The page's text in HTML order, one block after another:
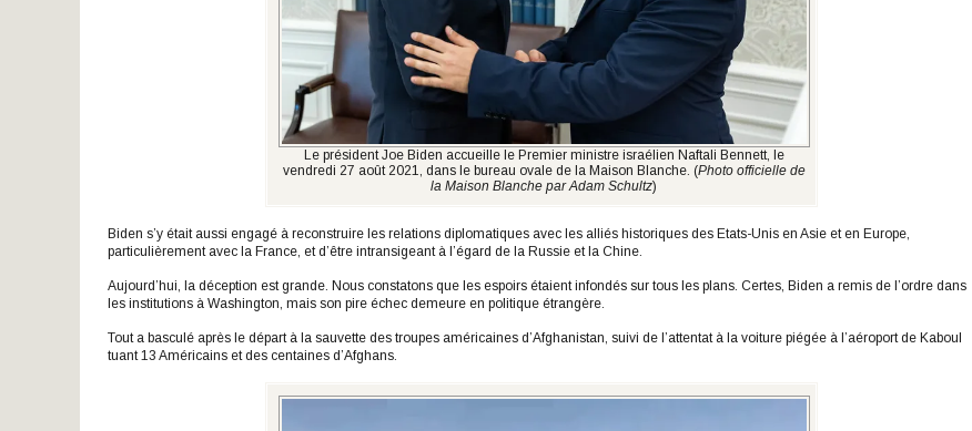
Le président Joe Biden accueille le Premier ministre israélien Naftali Bennett, le
vendredi 27 août 2021, dans le bureau ovale de la Maison Blanche. (Photo officielle de
la Maison Blanche par Adam Schultz)
Biden s’y était aussi engagé à reconstruire les relations diplomatiques avec les alliés historiques des Etats-Unis en Asie et en Europe,
particulièrement avec la France, et d’être intransigeant à l’égard de la Russie et la Chine.
Aujourd’hui, la déception est grande. Nous constatons que les espoirs étaient infondés sur tous les plans. Certes, Biden a remis de l’ordre dans
les institutions à Washington, mais son pire échec demeure en politique étrangère.
Tout a basculé après le départ à la sauvette des troupes américaines d’Afghanistan, suivi de l’attentat à la voiture piégée à l’aéroport de Kaboul
tuant 13 Américains et des centaines d’Afghans.